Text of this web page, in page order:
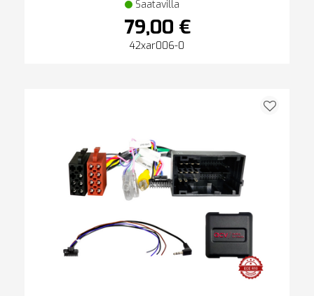
Saatavilla
79,00 €
42xar006-0